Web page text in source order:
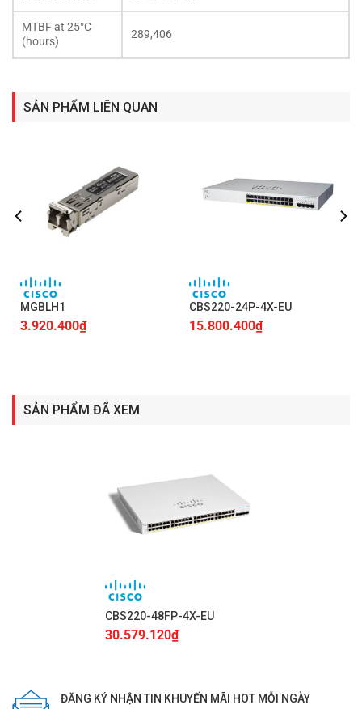
MTBF at 25°C
(hours)
289,406
SẢN PHẨM LIÊN QUAN
MGBLH1
3.920.400₫
CBS220-24P-4X-EU
15.800.400₫
SẢN PHẨM ĐÃ XEM
CBS220-48FP-4X-EU
30.579.120₫
ĐĂNG KÝ NHẬN TIN KHUYẾN MÃI HOT MỖI NGÀY